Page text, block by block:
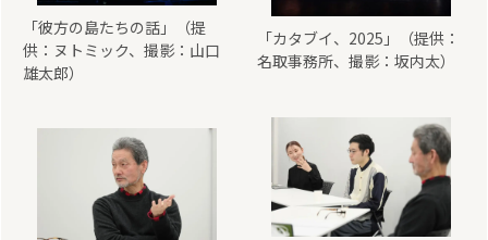
「彼方の島たちの話」（提
供：ヌトミック、撮影：山口
雄太郎）
「カタブイ、2025」（提供：
名取事務所、撮影：坂内太）